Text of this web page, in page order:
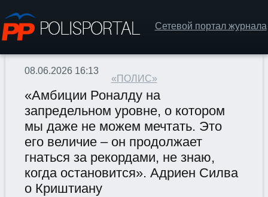
Сетевой портал журнала
«ПОЛИС»
08.06.2026 16:13
«Амбиции Роналду на
запредельном уровне, о котором
мы даже не можем мечтать. Это
его величие – он продолжает
гнаться за рекордами, не знаю,
когда остановится». Адриен Силва
о Криштиану